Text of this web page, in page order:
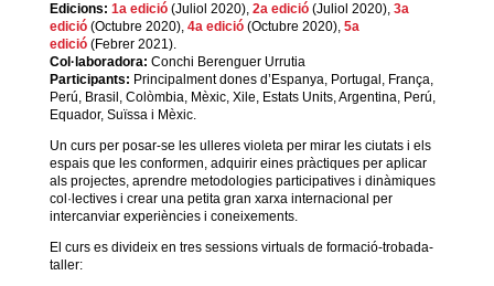
Edicions: 1a edició (Juliol 2020), 2a edició(Juliol 2020), 3a
edició(Octubre 2020), 4a edició (Octubre 2020), 5a
edició(Febrer 2021).
Col·laboradora: Conchi Berenguer Urrutia
Participants: Principalment dones d’Espanya, Portugal, França,
Perú, Brasil, Colòmbia, Mèxic, Xile, Estats Units, Argentina, Perú,
Equador, Suïssa i Mèxic.
Un curs per posar-se les ulleres violeta per mirar les ciutats i els
espais que les conformen, adquirir eines pràctiques per aplicar
als projectes, aprendre metodologies participatives i dinàmiques
col·lectives i crear una petita gran xarxa internacional per
intercanviar experiències i coneixements.
El curs es divideix en tres sessions virtuals de formació-trobada-
taller: